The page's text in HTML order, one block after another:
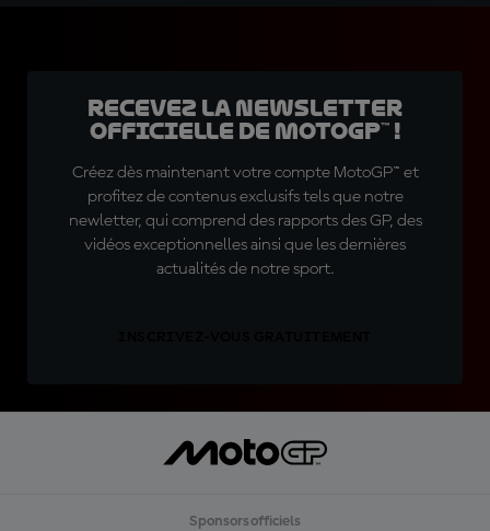
Recevez la Newsletter
officielle de MotoGP™ !
Créez dès maintenant votre compte MotoGP™ et
profitez de contenus exclusifs tels que notre
newletter, qui comprend des rapports des GP, des
vidéos exceptionnelles ainsi que les dernières
actualités de notre sport.
Sponsors officiels